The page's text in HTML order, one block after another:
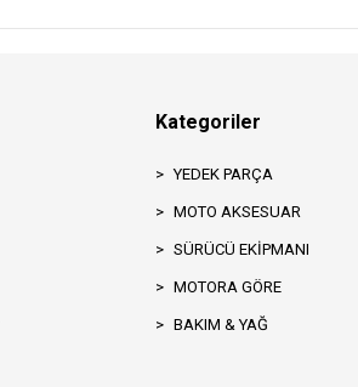
Kategoriler
YEDEK PARÇA
MOTO AKSESUAR
SÜRÜCÜ EKİPMANI
MOTORA GÖRE
BAKIM & YAĞ